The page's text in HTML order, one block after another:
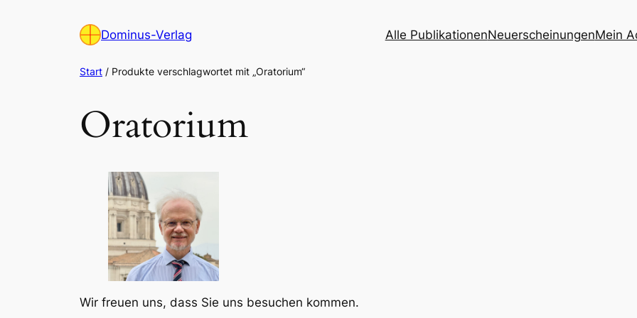
Dominus-Verlag Alle PublikationenNeuerscheinungenMein
Start / Produkte verschlagwortet mit „Oratorium“
Oratorium
Wir freuen uns, dass Sie uns besuchen kommen.